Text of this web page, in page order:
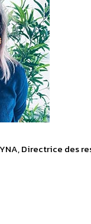
Directrice des